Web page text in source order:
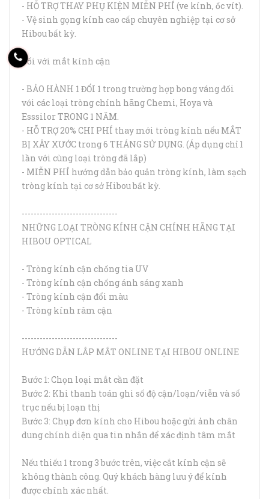
- HỖ TRỢ THAY PHỤ KIỆN MIỄN PHÍ (ve kính, ốc vít).
- Vệ sinh gọng kính cao cấp chuyên nghiệp tại cơ sở
Hibou bất kỳ.
Đối với mắt kính cận
- BẢO HÀNH 1 ĐỔI 1 trong trường hợp bong váng đối
với các loại tròng chính hãng Chemi, Hoya và
Esssilor TRONG 1 NĂM.
- HỖ TRỢ 20% CHI PHÍ thay mới tròng kính nếu MẮT
BỊ XÂY XƯỚC trong 6 THÁNG SỬ DỤNG. (Áp dụng chỉ 1
lần với cùng loại tròng đã lắp)
- MIỄN PHÍ hướng dẫn bảo quản tròng kính, làm sạch
tròng kính tại cơ sở Hibou bất kỳ.
--------------------------------
NHỮNG LOẠI TRÒNG KÍNH CẬN CHÍNH HÃNG TẠI
HIBOU OPTICAL
- Tròng kính cận chống tia UV
- Tròng kính cận chống ánh sáng xanh
- Tròng kính cận đổi màu
- Tròng kính râm cận
--------------------------------
HƯỚNG DẪN LẮP MẮT ONLINE TẠI HIBOU ONLINE
Bước 1: Chọn loại mắt cần đặt
Bước 2: Khi thanh toán ghi số độ cận/loạn/viễn và số
trục nếu bị loạn thị
Bước 3: Chụp đơn kính cho Hibou hoặc gửi ảnh chân
dung chính diện qua tin nhắn để xác định tâm mắt
Nếu thiếu 1 trong 3 bước trên, việc cắt kính cận sẽ
không thành công. Quý khách hàng lưu ý để kính
được chính xác nhất.